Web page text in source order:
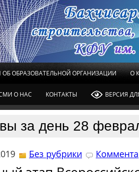
ОБ ОБРАЗОВАТЕЛЬНОЙ ОРГАНИЗАЦИИ О
О НАС КОНТАКТЫ ВЕРСИЯ
за день 28
Без рубрики